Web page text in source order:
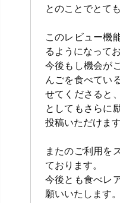
とのことでとて
このレビュー機
るようになって
今後もし機会が
んごを食べてい
せてくださると
としてもさらに
投稿いただけま
またのご利用を
ております。
今後とも食べレ
願いいたします。